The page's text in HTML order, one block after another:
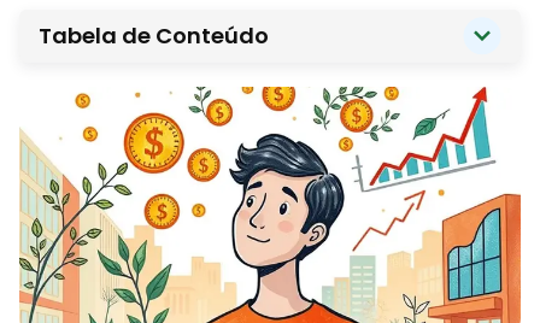
Tabela de Conteúdo